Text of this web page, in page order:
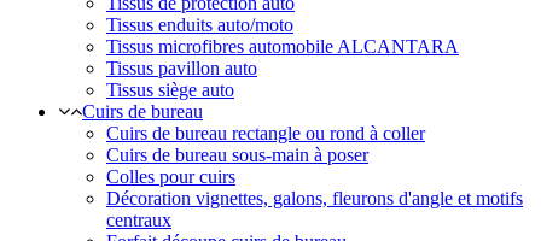
Tissus enduits auto/moto
Tissus microfibres automobile ALCANTARA
Tissus pavillon auto
Tissus siège auto
Cuirs de bureau
Cuirs de bureau rectangle ou rond à coller
Cuirs de bureau sous-main à poser
Colles pour cuirs
Décoration vignettes, galons, fleurons d'angle et motifs
centraux